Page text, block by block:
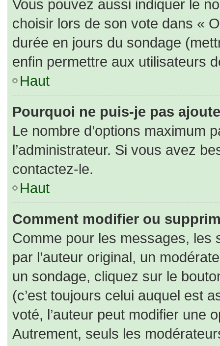
Vous pouvez aussi indiquer le
choisir lors de son vote dans «
durée en jours du sondage
enfin permettre aux utilisateurs
Haut
Pourquoi ne puis-je pas
Le nombre d’options maximum
l’administrateur. Si vous avez
contactez-le.
Haut
Comment modifier ou
Comme pour les messages, les
par l’auteur original, un
un sondage, cliquez sur le
(c’est toujours celui auquel est
voté, l’auteur peut modifier une
Autrement, seuls les